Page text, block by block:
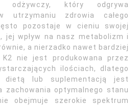
odżywczy, który odgrywa
utrzymaniu zdrowia całego
pozostaje w cieniu swojej
jej wpływ na nasz metabolizm i
a nierzadko nawet bardziej
K2 nie jest produkowana przez
ilościach, dlatego
lub suplementacją jest
zachowania optymalnego stanu
obejmuje szerokie spektrum